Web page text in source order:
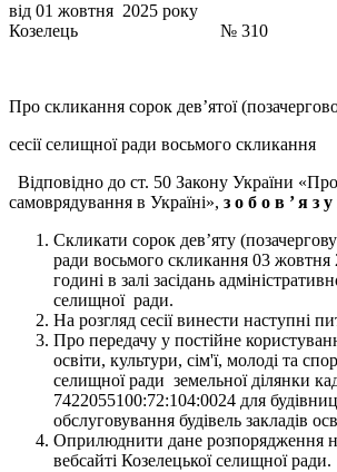
від 01 жовтня 2025
Козелець № 310
Про скликання сорок дев’ятої
сесії селищної ради восьмого скликання
Відповідно до ст. 50 Закону України
самоврядування в Україні», з о б о в ’я з
Скликати сорок дев’яту
ради восьмого скликання 03 жовтня
годині в залі засідань
селищної ради.
На розгляд сесії винести наступні
Про передачу у постійне
освіти, культури, сім'ї, молоді та
селищної ради земельної ділянки
7422055100:72:104:0024 для
обслуговування будівель закладів
Оприлюднити дане розпорядження
вебсайті Козелецької селищної ради.